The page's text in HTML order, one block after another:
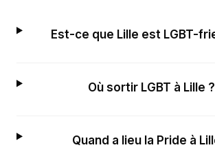
Est-ce que Lille est LGBT-
Où sortir LGBT à Lille ?
Quand a lieu la Pride à